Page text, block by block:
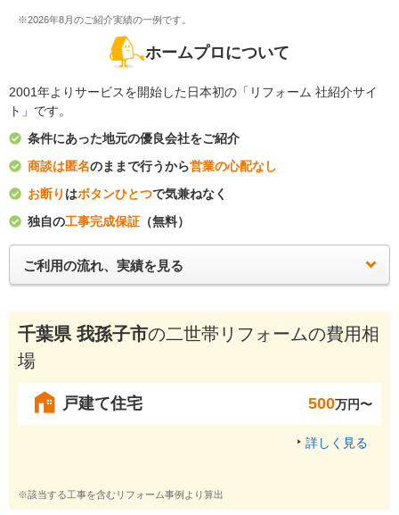
※2026年8月のご紹介実績の一例です。
ホームプロについて
2001年よりサービスを開始した日本初の「リフォーム 社紹介サイ
ト」です。
条件にあった地元の優良会社をご紹介
商談は匿名のままで行うから営業の心配なし
お断り はボタンひとつで気兼ねなく
独自の工事完成保証 （無料）
ご利用の流れ、実績を見る
千葉県 我孫子市の二世帯リフォームの費用相
場
戸建て住宅 500万円〜
詳しく見る
※該当する工事を含むリフォーム事例より算出